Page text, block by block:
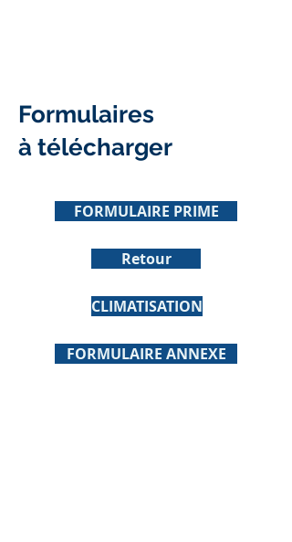
Formulaires
à télécharger
FORMULAIRE PRIME
Retour
CLIMATISATION
FORMULAIRE ANNEXE